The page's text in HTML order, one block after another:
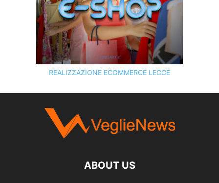
REALIZZAZIONE ECOMMERCE LECCE
SCOPRI I SERVIZI DIKINGART.IT
ABOUT US